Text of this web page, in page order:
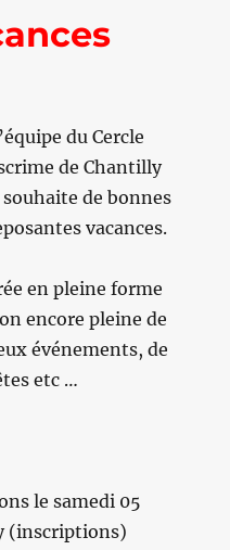
du Cercle
de Chantilly
souhaite de bonnes
vacances.
en pleine forme
encore pleine de
événements, de
etc …
le samedi 05
(inscriptions)